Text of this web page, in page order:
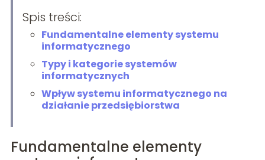
Spis treści:
Fundamentalne elementy systemu
informatycznego
Typy i kategorie systemów
informatycznych
Wpływ systemu informatycznego na
działanie przedsiębiorstwa
Fundamentalne elementy